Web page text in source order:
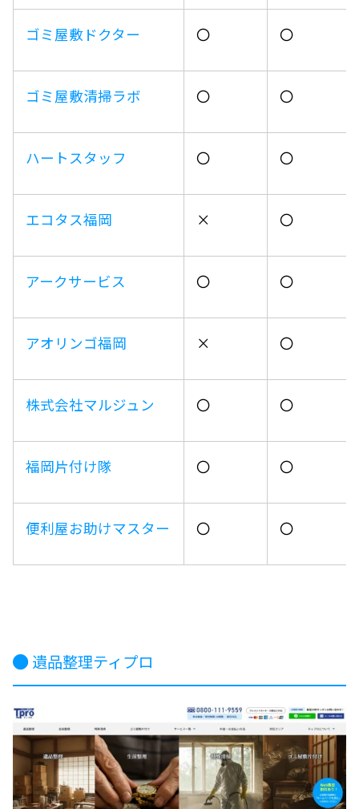
ゴミ屋敷ドクター 〇 〇
ゴミ屋敷清掃ラボ 〇 〇
ハートスタッフ 〇 〇
エコタス福岡 × 〇
アークサービス 〇 〇
アオリンゴ福岡 × 〇
株式会社マルジュン 〇 〇
福岡片付け隊 〇 〇
便利屋お助けマスター 〇 〇
遺品整理ティプロ